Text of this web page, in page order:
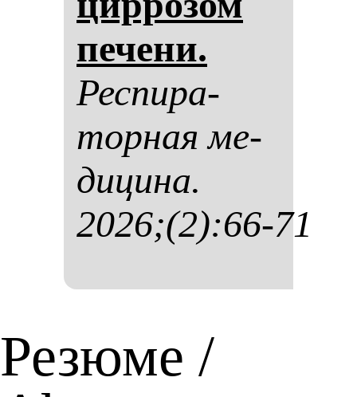
пе­че­ни.
Рес­пи­ра­
тор­ная ме­
ди­ци­на.
2026;(2):66-71
Резюме /